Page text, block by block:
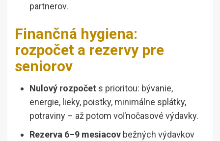
partnerov.
Finančná hygiena:
rozpočet a rezervy pre
seniorov
Nulový rozpočet s prioritou: bývanie,
energie, lieky, poistky, minimálne splátky,
potraviny – až potom voľnočasové výdavky.
Rezerva 6–9 mesiacov bežných výdavkov